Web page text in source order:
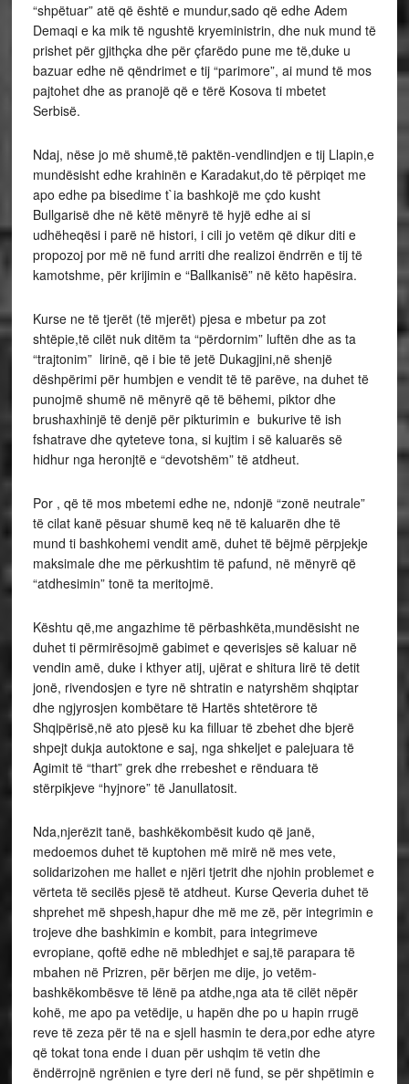
“shpëtuar” atë që është e mundur,sado që edhe Adem
Demaqi e ka mik të ngushtë kryeministrin, dhe nuk mund të
prishet për gjithçka dhe për çfarëdo pune me të,duke u
bazuar edhe në qëndrimet e tij “parimore”, ai mund të mos
pajtohet dhe as pranojë që e tërë Kosova ti mbetet
Serbisë.
Ndaj, nëse jo më shumë,të paktën-vendlindjen e tij Llapin,e
mundësisht edhe krahinën e Karadakut,do të përpiqet me
apo edhe pa bisedime t`ia bashkojë me çdo kusht
Bullgarisë dhe në këtë mënyrë të hyjë edhe ai si
udhëheqësi i parë në histori, i cili jo vetëm që dikur diti e
propozoj por më në fund arriti dhe realizoi ëndrrën e tij të
kamotshme, për krijimin e “Ballkanisë” në këto hapësira.
Kurse ne të tjerët (të mjerët) pjesa e mbetur pa zot
shtëpie,të cilët nuk ditëm ta “përdornim” luftën dhe as ta
“trajtonim” lirinë, që i bie të jetë Dukagjini,në shenjë
dëshpërimi për humbjen e vendit të të parëve, na duhet të
punojmë shumë në mënyrë që të bëhemi, piktor dhe
brushaxhinjë të denjë për pikturimin e bukurive të ish
fshatrave dhe qyteteve tona, si kujtim i së kaluarës së
hidhur nga heronjtë e “devotshëm” të atdheut.
Por , që të mos mbetemi edhe ne, ndonjë “zonë neutrale”
të cilat kanë pësuar shumë keq në të kaluarën dhe të
mund ti bashkohemi vendit amë, duhet të bëjmë përpjekje
maksimale dhe me përkushtim të pafund, në mënyrë që
“atdhesimin” tonë ta meritojmë.
Kështu që,me angazhime të përbashkëta,mundësisht ne
duhet ti përmirësojmë gabimet e qeverisjes së kaluar në
vendin amë, duke i kthyer atij, ujërat e shitura lirë të detit
jonë, rivendosjen e tyre në shtratin e natyrshëm shqiptar
dhe ngjyrosjen kombëtare të Hartës shtetërore të
Shqipërisë,në ato pjesë ku ka filluar të zbehet dhe bjerë
shpejt dukja autoktone e saj, nga shkeljet e palejuara të
Agimit të “thart” grek dhe rrebeshet e rënduara të
stërpikjeve “hyjnore” të Janullatosit.
Nda,njerëzit tanë, bashkëkombësit kudo që janë,
medoemos duhet të kuptohen më mirë në mes vete,
solidarizohen me hallet e njëri tjetrit dhe njohin problemet e
vërteta të secilës pjesë të atdheut. Kurse Qeveria duhet të
shprehet më shpesh,hapur dhe më me zë, për integrimin e
trojeve dhe bashkimin e kombit, para integrimeve
evropiane, qoftë edhe në mbledhjet e saj,të parapara të
mbahen në Prizren, për bërjen me dije, jo vetëm-
bashkëkombësve të lënë pa atdhe,nga ata të cilët nëpër
kohë, me apo pa vetëdije, u hapën dhe po u hapin rrugë
reve të zeza për të na e sjell hasmin te dera,por edhe atyre
që tokat tona ende i duan për ushqim të vetin dhe
ëndërrojnë ngrënien e tyre deri në fund, se për shpëtimin e